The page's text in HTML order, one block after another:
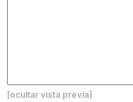
[ocultar vista previa]